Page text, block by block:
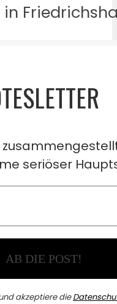
seriöser
akzeptiere die